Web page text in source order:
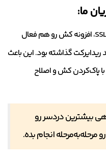
ما:
یکی از مشتری‌هامون بعد از فعال‌سازی SSL، افزونه کش رو هم فعال
ریدایرکت گذاشته بود. این باعث
پاک‌کردن کش و اصلاح
بیشترین دردسر رو
انجام بده.